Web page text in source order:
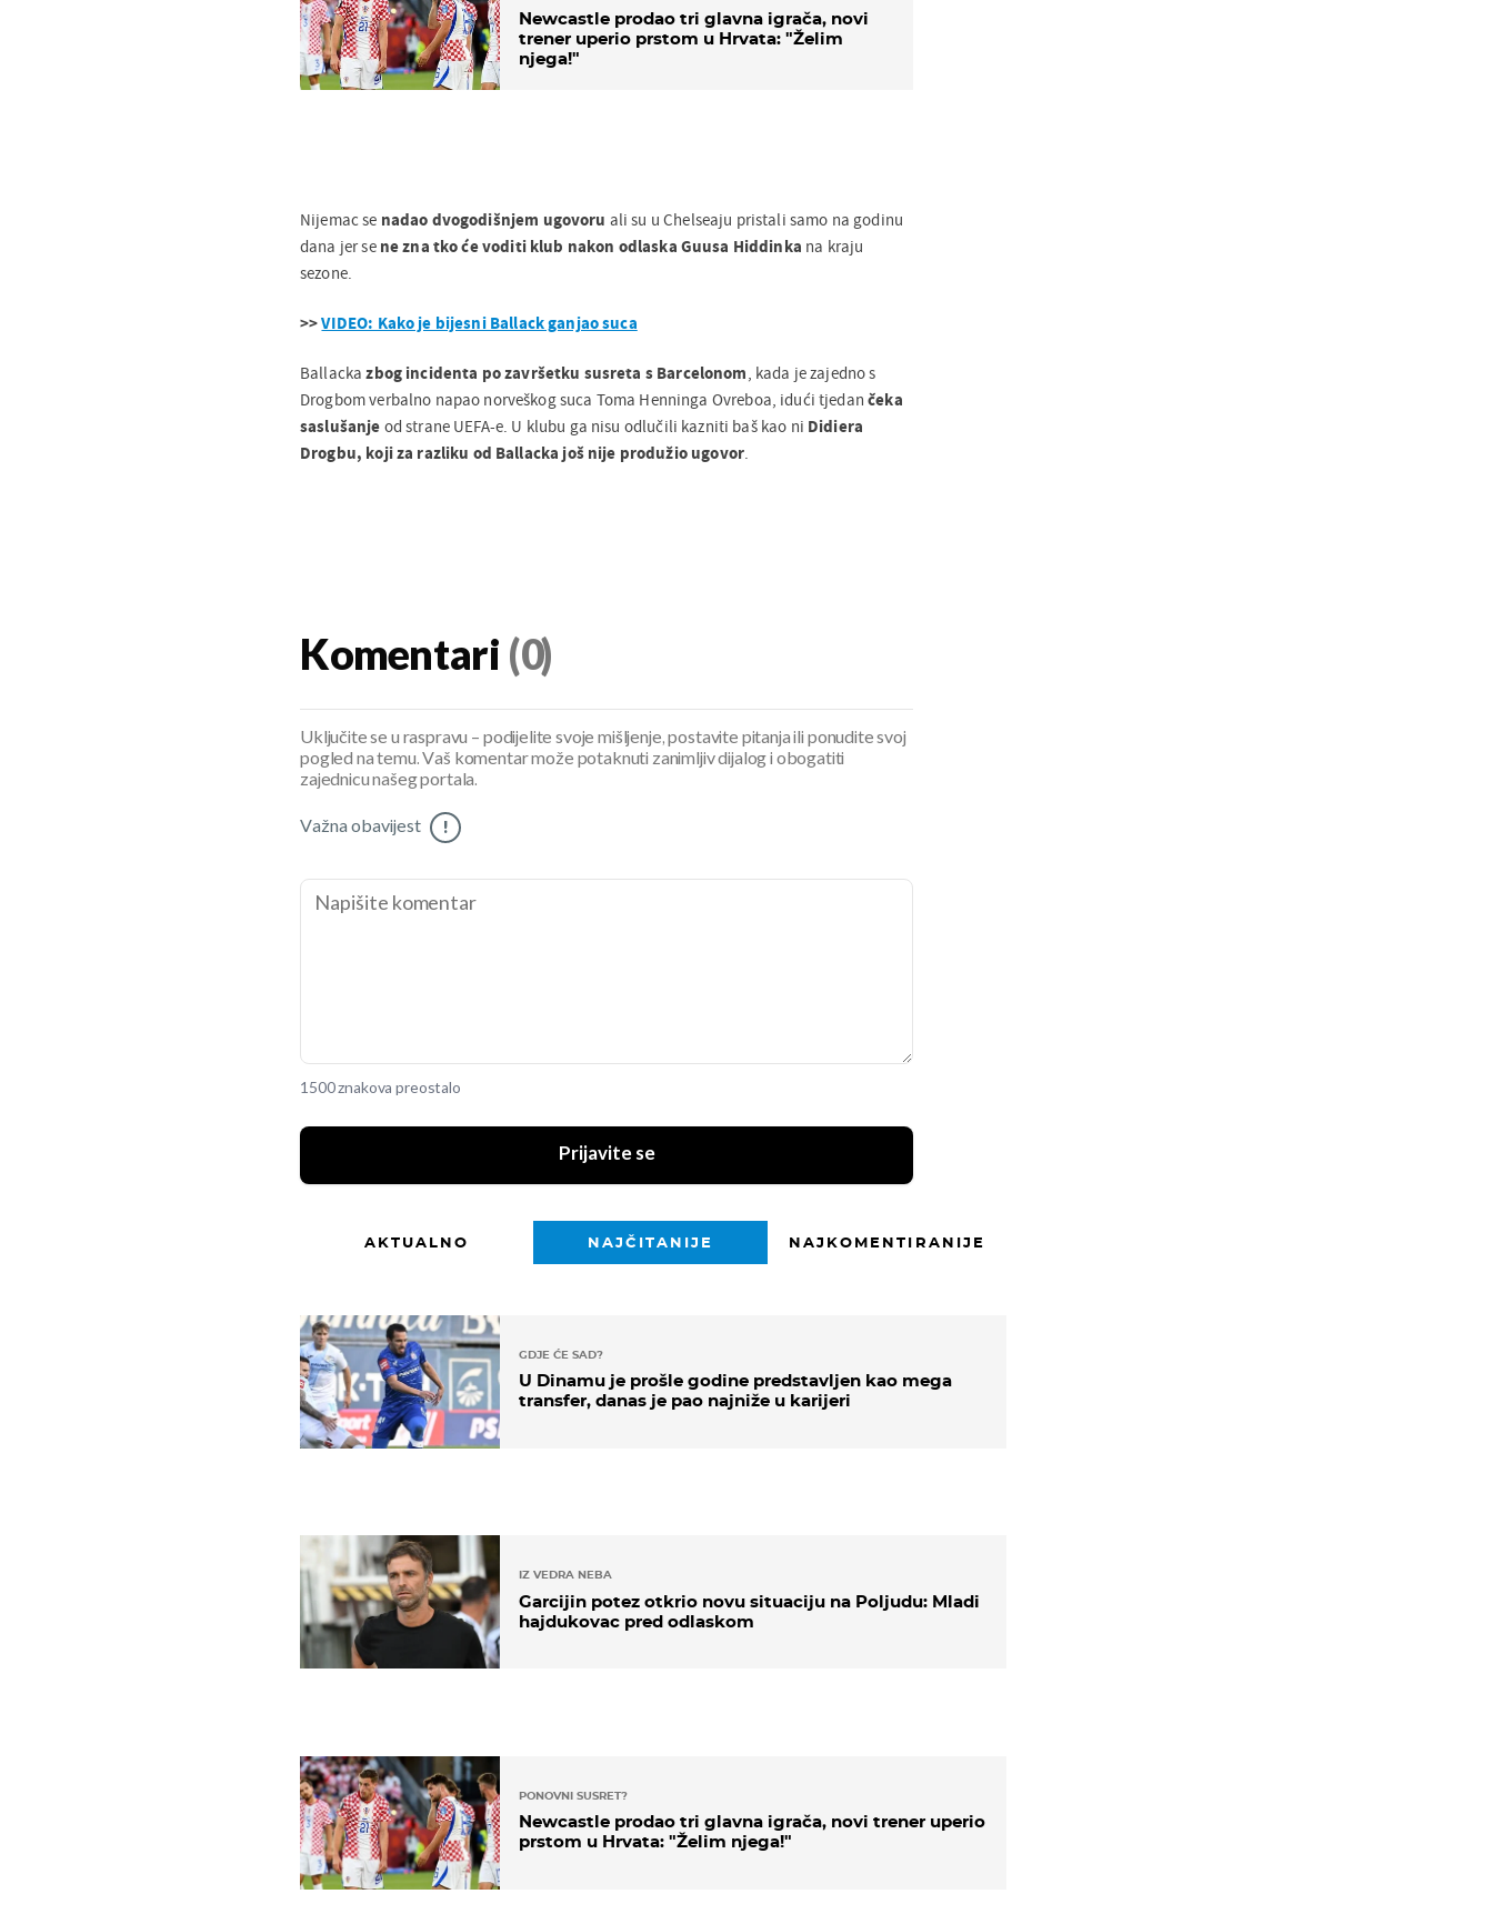
Newcastle prodao tri glavna igrača, novi
trener uperio prstom u Hrvata: "Želim
njega!"
Nijemac se nadao dvogodišnjem ugovoru ali su u Chelseaju pristali samo na godinu
dana jer se ne zna tko će voditi klub nakon odlaska Guusa Hiddinka na kraju
sezone.
>>VIDEO: Kako je bijesni Ballack ganjao suca
Ballackazbog incidenta po završetku susreta s Barcelonom, kada je zajedno s
Drogbom verbalno napao norveškog suca Toma Henninga Ovreboa, idući tjedančeka
saslušanje od strane UEFA-e. U klubu ga nisu odlučili kazniti baš kao ni Didiera
Drogbu, koji za razliku od Ballacka još nije produžio ugovor.
Komentari (0)
Uključite se u raspravu – podijelite svoje mišljenje, postavite pitanja ili ponudite svoj
pogled na temu. Vaš komentar može potaknuti zanimljiv dijalog i obogatiti
zajednicu našeg portala.
Važna obavijest !
1500 znakova preostalo
Prijavite se
AKTUALNO NAJČITANIJE NAJKOMENTIRANIJE
GDJE ĆE SAD?
U Dinamu je prošle godine predstavljen kao mega
transfer, danas je pao najniže u karijeri
IZ VEDRA NEBA
Garcijin potez otkrio novu situaciju na Poljudu: Mladi
hajdukovac pred odlaskom
PONOVNI SUSRET?
Newcastle prodao tri glavna igrača, novi trener uperio
prstom u Hrvata: "Želim njega!"